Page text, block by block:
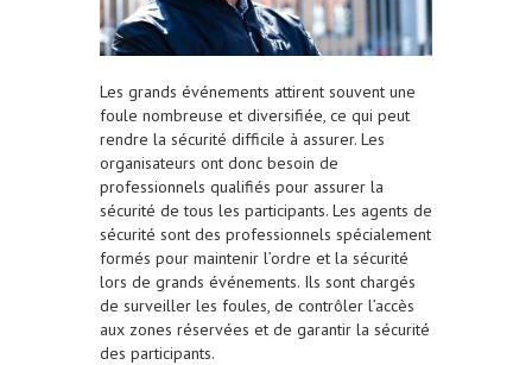
Les grands événements attirent souvent une
foule nombreuse et diversifiée, ce qui peut
rendre la sécurité difficile à assurer. Les
organisateurs ont donc besoin de
professionnels qualifiés pour assurer la
sécurité de tous les participants. Les agents de
sécurité sont des professionnels spécialement
formés pour maintenir l’ordre et la sécurité
lors de grands événements. Ils sont chargés
de surveiller les foules, de contrôler l’accès
aux zones réservées et de garantir la sécurité
des participants.